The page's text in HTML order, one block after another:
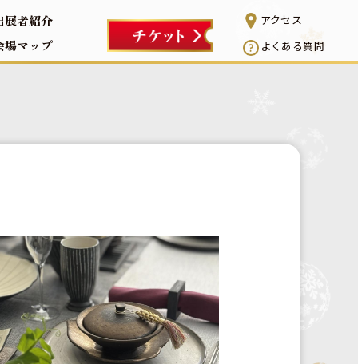
アクセス
よくある質問
場マップ
展者紹介